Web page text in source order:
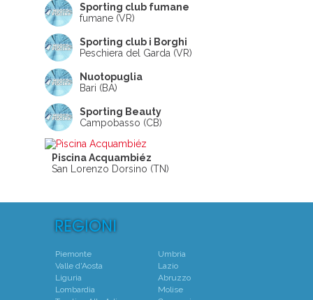
Sporting club fumane
fumane (VR)
Sporting club i Borghi
Peschiera del Garda (VR)
Nuotopuglia
Bari (BA)
Sporting Beauty
Campobasso (CB)
Piscina Acquambiéz
San Lorenzo Dorsino (TN)
Piemonte
Valle d'Aosta
Liguria
Lombardia
Umbria
Lazio
Abruzzo
Molise